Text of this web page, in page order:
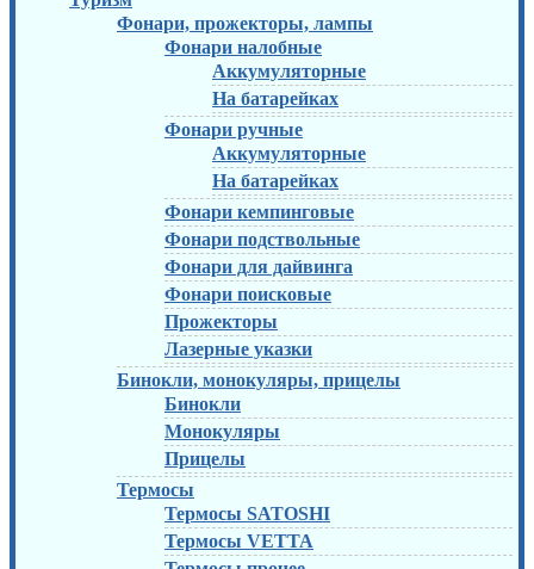
Фонари, прожекторы, лампы
Фонари налобные
Аккумуляторные
На батарейках
Фонари ручные
Аккумуляторные
На батарейках
Фонари кемпинговые
Фонари подствольные
Фонари для дайвинга
Фонари поисковые
Прожекторы
Лазерные указки
Бинокли, монокуляры, прицелы
Бинокли
Монокуляры
Прицелы
Термосы
Термосы SATOSHI
Термосы VETTA